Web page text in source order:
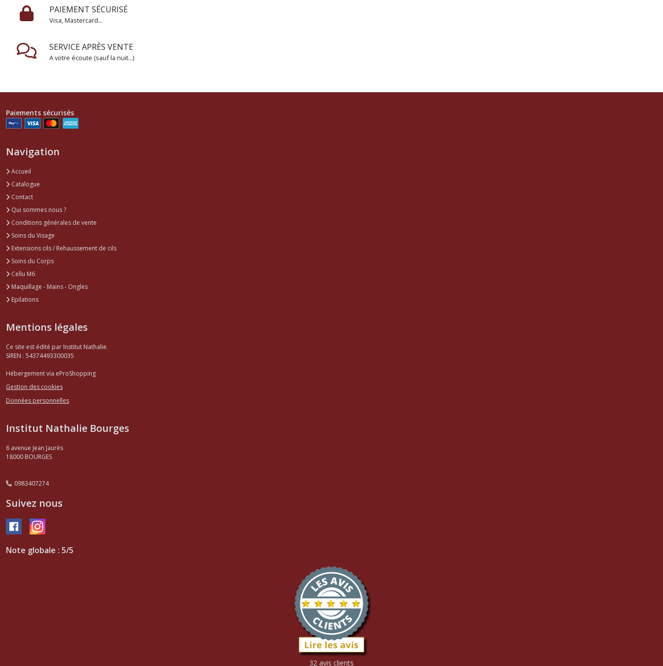
PAIEMENT SÉCURISÉ
Visa, Mastercard...
SERVICE APRÈS VENTE
A votre écoute (sauf la nuit...)
Paiements sécurisés
Navigation
Accueil
Catalogue
Contact
Qui sommes nous ?
Conditions générales de vente
Soins du Visage
Extensions cils / Rehaussement de cils
Soins du Corps
Cellu M6
Maquillage - Mains - Ongles
Epilations
Mentions légales
Ce site est édité par Institut Nathalie.
SIREN : 54374493300035
Hébergement via eProShopping
Gestion des cookies
Données personnelles
Institut Nathalie Bourges
6 avenue Jean Jaurès
18000 BOURGES
0983407274
Suivez nous
Note globale : 5/5
32 avis clients